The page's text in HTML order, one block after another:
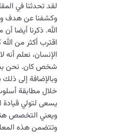
لقد تحدثنا في
وكشفنا عن هدف
الله. ذكرنا أيضا
اقترب أكثر من
الإنسان، نعلم
شخص كان. نحن
وبالإضافة إلى
خلال مطابقة
يسعى لتولي
ويعني التخصص
وتتضمن هذه